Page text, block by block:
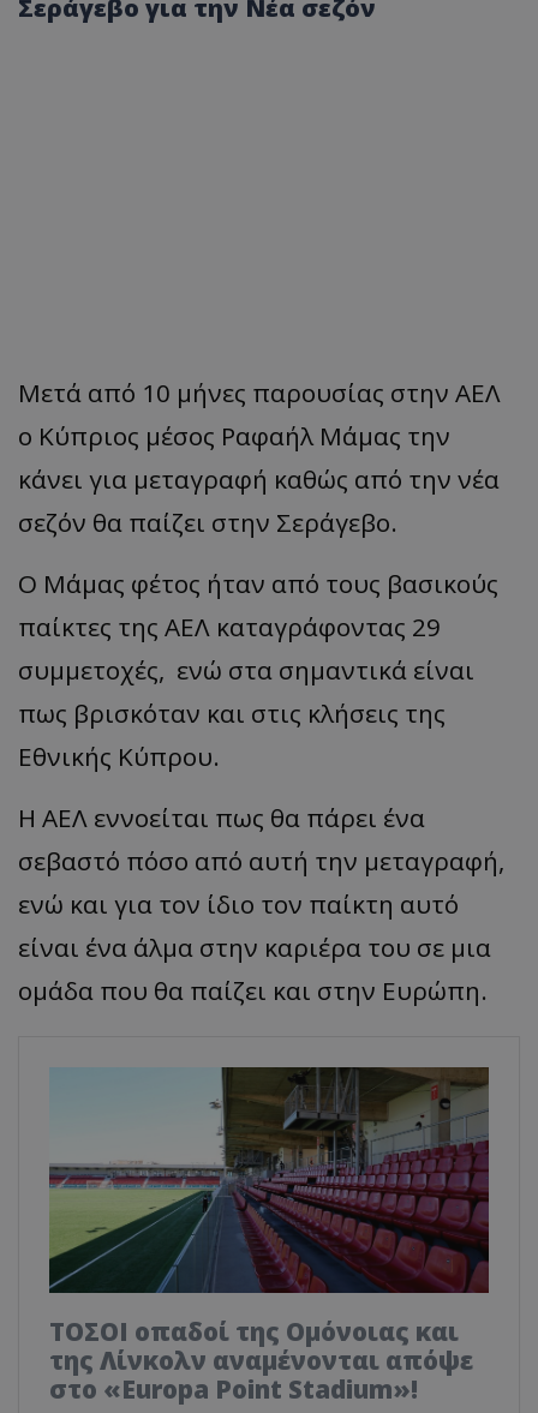
Σεράγεβο για την Νέα σεζόν
Μετά από 10 μήνες παρουσίας στην ΑΕΛ
ο Κύπριος μέσος Ραφαήλ Μάμας την
κάνει για μεταγραφή καθώς από την νέα
σεζόν θα παίζει στην Σεράγεβο.
Ο Μάμας φέτος ήταν από τους βασικούς
παίκτες της ΑΕΛ καταγράφοντας 29
συμμετοχές, ενώ στα σημαντικά είναι
πως βρισκόταν και στις κλήσεις της
Εθνικής Κύπρου.
Η ΑΕΛ εννοείται πως θα πάρει ένα
σεβαστό πόσο από αυτή την μεταγραφή,
ενώ και για τον ίδιο τον παίκτη αυτό
είναι ένα άλμα στην καριέρα του σε μια
ομάδα που θα παίζει και στην Ευρώπη.
ΤΟΣΟΙ οπαδοί της Ομόνοιας και
της Λίνκολν αναμένονται απόψε
στο «Europa Point Stadium»!